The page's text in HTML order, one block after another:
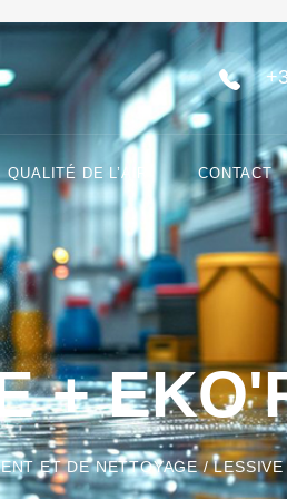
QUALITÉ DE L’AIR CONTACT
+
ET DE NETTOYAGE/ LESSIVE